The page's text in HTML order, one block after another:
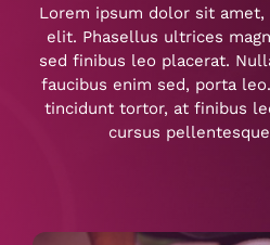
Lorem ipsum dolor sit
elit. Phasellus ultrices
sed finibus leo placerat.
faucibus enim sed, porta
tincidunt tortor, at finibus
cursus